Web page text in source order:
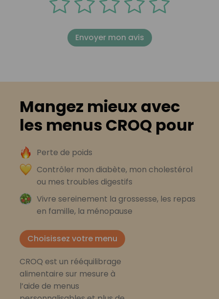
Envoyer mon avis
Mangez mieux avec
les menus CROQ pour
Perte de poids
Contrôler mon diabète, mon cholestérol
ou mes troubles digestifs
Vivre sereinement la grossesse, les repas
en famille, la ménopause
Choisissez votre menu
CROQ est un rééquilibrage
alimentaire sur mesure à
l’aide de menus